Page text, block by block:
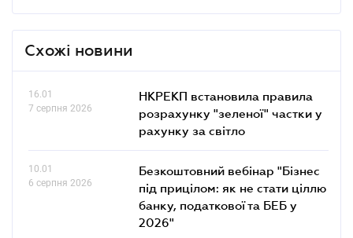
Схожі новини
16.01
7 серпня 2026
НКРЕКП встановила правила
розрахунку "зеленої" частки у
рахунку за світло
10.01
6 серпня 2026
Безкоштовний вебінар "Бізнес
під прицілом: як не стати ціллю
банку, податкової та БЕБ у
2026"